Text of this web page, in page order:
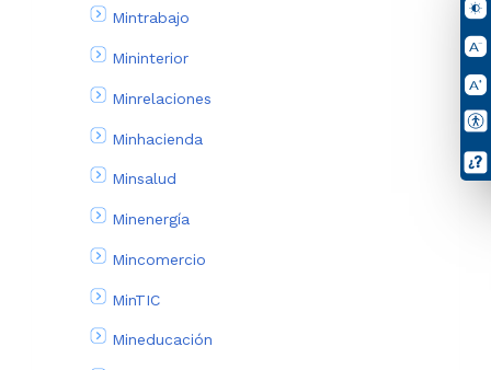
Mintrabajo
Mininterior
Minrelaciones
Minhacienda
Minsalud
Minenergía
Mincomercio
MinTIC
Mineducación